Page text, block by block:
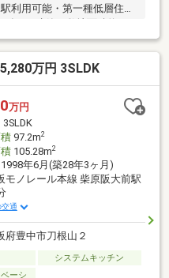
利用可能・第一種低層住居
年6月建築・敷地面積約31
スペースあり（車種によ
空間・大型ウォークインク
外装リフォーム済みキッチ
付き）洗面化粧台新調トイ
・屋根塗装クロス張替え
万円 3SLDK
万円
3SLDK
97.2m2
105.28m2
1998年6月(築28年3ヶ月)
モノレール本線 柴原阪大前駅
通
府豊中市刀根山２
システムキッチン
ーシ